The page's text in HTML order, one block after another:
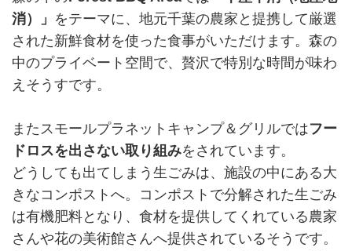
消）」 をテーマに、地元千葉の農家と提携して厳選
された新鮮食材を使った食事がいただけます。森の
中のプライベート空間で、贅沢で特別な時間が味わ
えそうすです。
またスモールプラネットキャンプ＆グリルではフー
ドロスを出さない取り組みをされています。
どうしても出てしまう生ごみは、施設の中にある大
きなコンポストへ。コンポストで分解された生ごみ
は有機肥料となり、食材を提供してくれている農家
さんや花の美術館さんへ提供されているそうです。